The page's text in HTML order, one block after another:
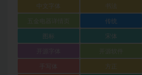
中文字体 书法
传统
图标 宋体
方正